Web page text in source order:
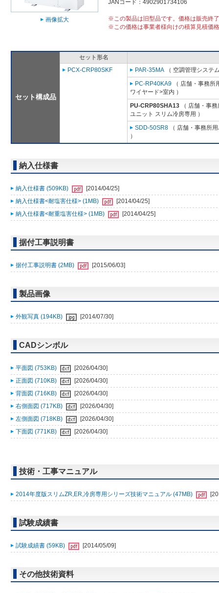
画像拡大
JANコード：4902901734106
※この製品は旧型品です。価格は販売終
※この価格は事業者様向けの積算見積価
セット構成品
セット形名
PCX-CRP80SKF
PAR-35MA （ 空調管理システ
PC-RP40KA9 （ 店舗・事務所
ワイヤード>室内 ）
PU-CRP80SHA13 （ 店舗・事
ユニット スリム冷房専用 ）
SDD-50SR8 （ 店舗・事務所
）
納入仕様書
納入仕様書 (509KB)
[2014/04/25]
納入仕様書<耐塩害仕様> (1MB)
[2014/04/25]
納入仕様書<耐重塩害仕様> (1MB)
[2014/04/25]
据付工事説明書
据付工事説明書 (2MB) [2015/06/03]
製品画像
外観写真 (194KB) [2014/07/30]
CADシンボル
平面図 (753KB)
[2026/04/30]
正面図 (710KB)
[2026/04/30]
背面図 (716KB)
[2026/04/30]
右側面図 (717KB)
[2026/04/30]
左側面図 (718KB)
[2026/04/30]
下面図 (771KB)
[2026/04/30]
技術・工事マニュアル
2014年度版スリムZR,ER,冷房専用シリーズ技術マニュアル (47MB)
試験成績書
試験成績書 (59KB) [2014/05/09]
その他技術資料